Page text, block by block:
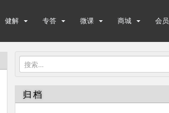
健解 专答 微课 商城 会员
搜
索：
归档